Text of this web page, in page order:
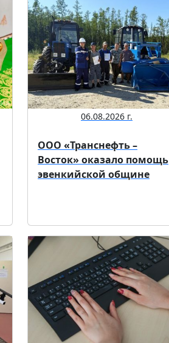
06.08.2026 г.
ООО «Транснефть –
Восток» оказало помощь
эвенкийской общине